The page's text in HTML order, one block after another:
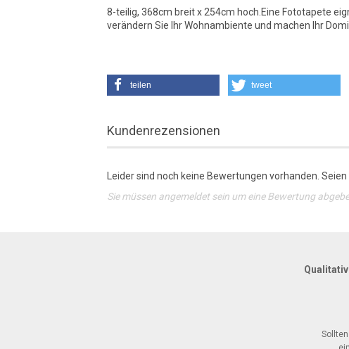
8-teilig, 368cm breit x 254cm hoch.Eine Fototapete
verändern Sie Ihr Wohnambiente und machen Ihr
teilen tweet
Kundenrezensionen
Leider sind noch keine Bewertungen vorhanden.
Sie müssen angemeldet sein um eine Bewertung